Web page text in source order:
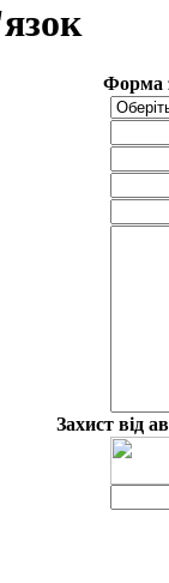
Форма
Захист від